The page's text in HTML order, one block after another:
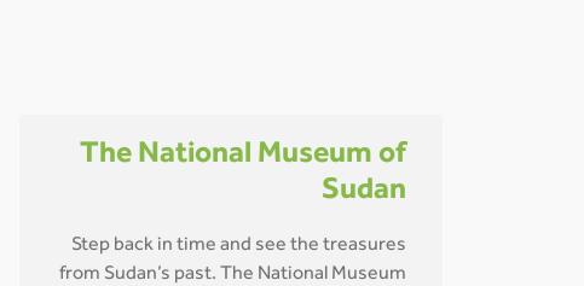
The National Museum of
Sudan
Step back in time and see the treasures
from Sudan’s past. The National Museum